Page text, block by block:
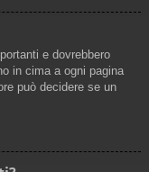
e dovrebbero
in cima a ogni pagina
può decidere se un